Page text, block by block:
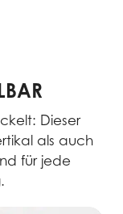
Dieser
als auch
für jede